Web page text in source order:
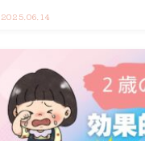
2025.06.14